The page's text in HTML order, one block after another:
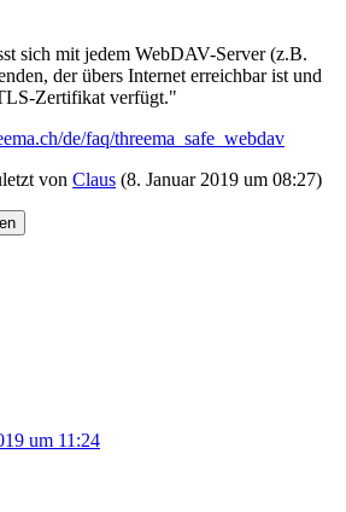
sich mit jedem WebDAV-Server (z.B.
der übers Internet erreichbar ist und
Zertifikat verfügt."
de/faq/threema_safe_webdav
von Claus (8. Januar 2019 um 08:27)
um 11:24